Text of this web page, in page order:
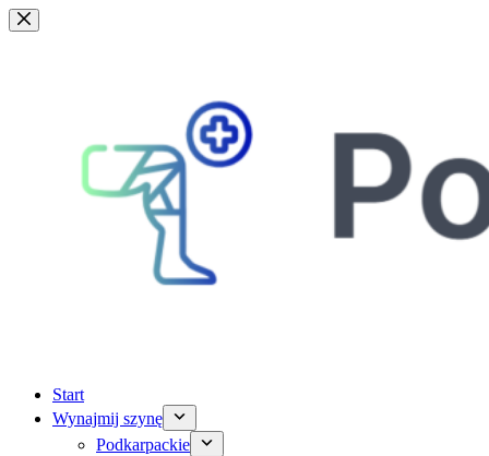
Przejdź
do
Start
Wynajmij szynę
Podkarpackie